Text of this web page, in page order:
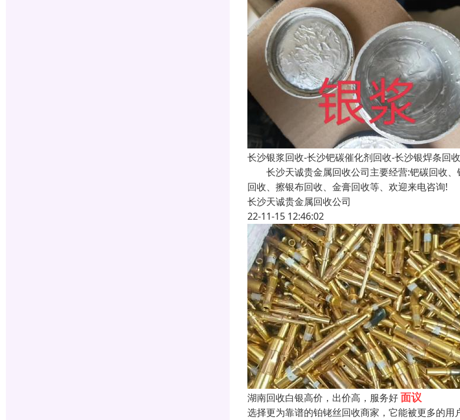
长沙银浆回收-长沙钯碳催化剂回收-长沙银焊条回收
长沙天诚贵金属回收公司主要经营:钯碳回收、
回收、擦银布回收、金膏回收等、欢迎来电咨询
长沙天诚贵金属回收公司
22-11-15 12:46:02
湖南回收白银高价，出价高，服务好面议
选择更为靠谱的铂铑丝回收商家，它能被更多的